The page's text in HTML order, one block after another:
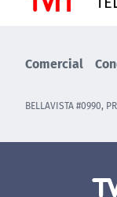
Comercial
BELLAVISTA #0990,